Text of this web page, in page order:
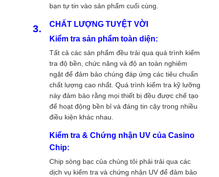
bạn tự tin vào sản phẩm cuối cùng.
CHẤT LƯỢNG TUYỆT VỜI
Kiểm tra sản phẩm toàn diện:
Tất cả các sản phẩm đều trải qua quá trình kiểm
tra độ bền, chức năng và độ an toàn nghiêm
ngặt để đảm bảo chúng đáp ứng các tiêu chuẩn
chất lượng cao nhất. Quá trình kiểm tra kỹ lưỡng
này đảm bảo rằng mọi thiết bị đều được chế tạo
để hoạt động bền bỉ và đáng tin cậy trong nhiều
điều kiện khác nhau.
Kiểm tra & Chứng nhận UV của Casino
Chip:
Chip sòng bạc của chúng tôi phải trải qua các
dịch vụ kiểm tra và chứng nhận UV để đảm bảo